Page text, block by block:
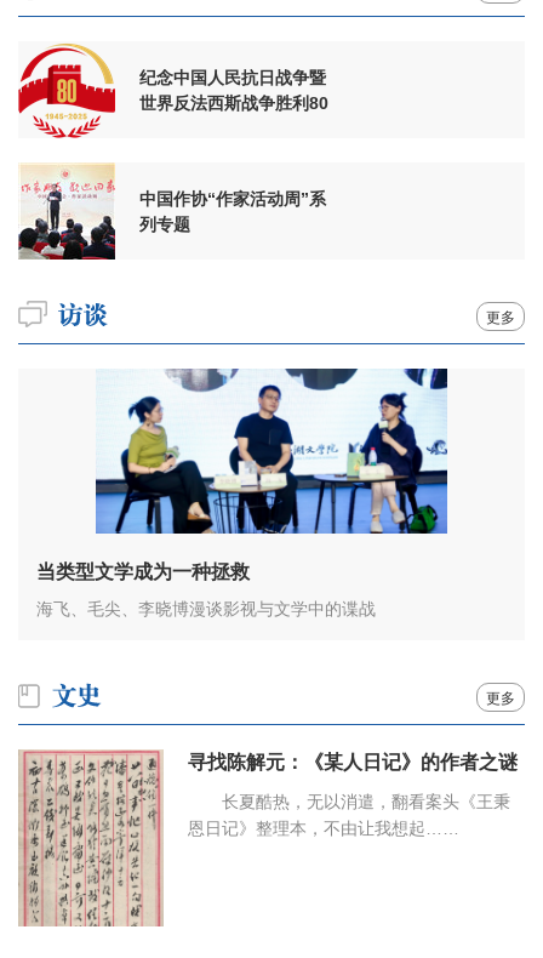
纪念中国人民抗日战争暨
世界反法西斯战争胜利80
中国作协“作家活动周”系
列专题
更多
当类型文学成为一种拯救
海飞、毛尖、李晓博漫谈影视与文学中的谍战
更多
寻找陈解元：《某人日记》的作者之谜
长夏酷热，无以消遣，翻看案头《王秉
恩日记》整理本，不由让我想起……